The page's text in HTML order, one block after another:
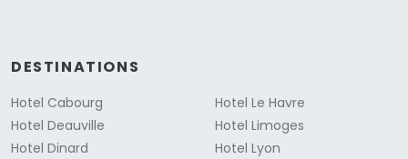
DESTINATIONS
Hotel Cabourg
Hotel Deauville
Hotel Dinard
Hotel Le Havre
Hotel Limoges
Hotel Lyon